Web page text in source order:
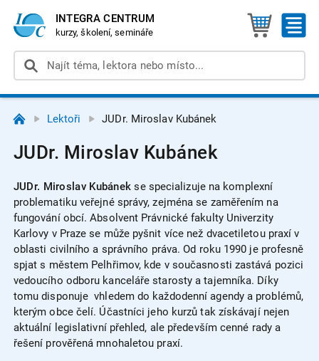
INTEGRA CENTRUM
kurzy, školení, semináře
Lektoři JUDr. Miroslav Kubánek
JUDr. Miroslav Kubánek
JUDr. Miroslav Kubánek se specializuje na komplexní
problematiku veřejné správy, zejména se zaměřením na
fungování obcí. Absolvent Právnické fakulty Univerzity
Karlovy v Praze se může pyšnit více než dvacetiletou praxí v
oblasti civilního a správního práva. Od roku 1990 je profesně
spjat s městem Pelhřimov, kde v současnosti zastává pozici
vedoucího odboru kanceláře starosty a tajemníka. Díky
tomu disponuje vhledem do každodenní agendy a problémů,
kterým obce čelí. Účastníci jeho kurzů tak získávají nejen
aktuální legislativní přehled, ale především cenné rady a
řešení prověřená mnohaletou praxí.